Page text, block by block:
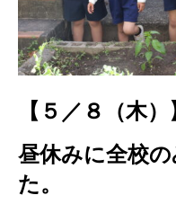
【５／８（木
昼休みに全校
た。